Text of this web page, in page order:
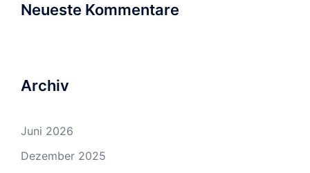
Neueste Kommentare
Archiv
Juni 2026
Dezember 2025